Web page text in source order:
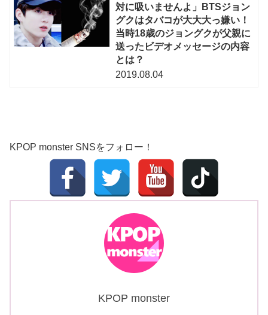
対に吸いませんよ」BTSジョン
グクはタバコが大大大っ嫌い！
当時18歳のジョングクが父親に
送ったビデオメッセージの内容
とは？
2019.08.04
KPOP monster SNSをフォロー！
KPOP monster